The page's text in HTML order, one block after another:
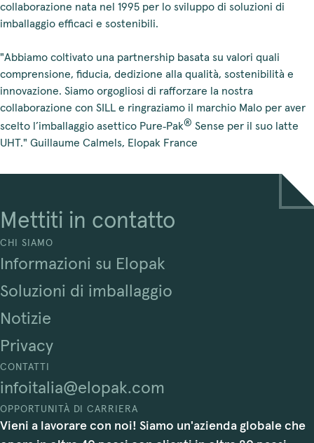
collaborazione nata nel 1995 per lo sviluppo di soluzioni di
imballaggio efficaci e sostenibili.
"Abbiamo coltivato una partnership basata su valori quali
comprensione, fiducia, dedizione alla qualità, sostenibilità e
innovazione. Siamo orgogliosi di rafforzare la nostra
collaborazione con SILL e ringraziamo il marchio Malo per aver
scelto l’imballaggio asettico Pure‑Pak® Sense per il suo latte
UHT." Guillaume Calmels, Elopak France
Mettiti in contatto
CHI SIAMO
Informazioni su Elopak
Soluzioni di imballaggio
Notizie
Privacy
CONTATTI
infoitalia@elopak.com
OPPORTUNITÀ DI CARRIERA
Vieni a lavorare con noi! Siamo un'azienda globale che